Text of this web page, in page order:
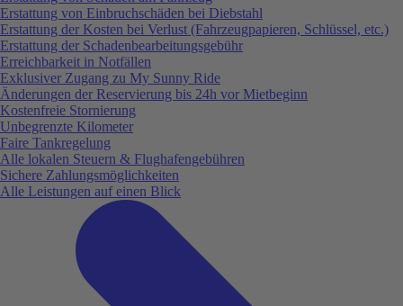
Erstattung von Einbruchschäden bei Diebstahl
Erstattung der Kosten bei Verlust (Fahrzeugpapieren, Schlüssel, etc.)
Erstattung der Schadenbearbeitungsgebühr
Erreichbarkeit in Notfällen
Exklusiver Zugang zu My Sunny Ride
Änderungen der Reservierung bis 24h vor Mietbeginn
Kostenfreie Stornierung
Unbegrenzte Kilometer
Faire Tankregelung
Alle lokalen Steuern & Flughafengebühren
Sichere Zahlungsmöglichkeiten
Alle Leistungen auf einen Blick